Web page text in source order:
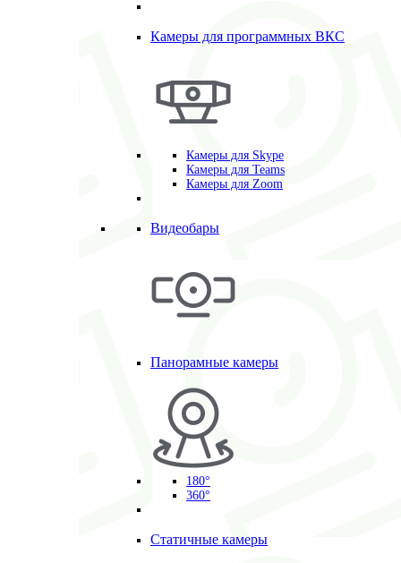
Камеры для программных ВКС
Камеры для Skype
Камеры для Teams
Камеры для Zoom
Видеобары
Панорамные камеры
180°
360°
Статичные камеры